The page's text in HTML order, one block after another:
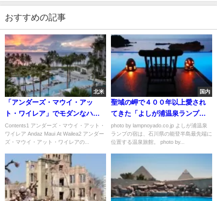
おすすめの記事
北米
「アンダーズ・マウイ・アッ
ト・ワイレア」でモダンなハワ
イアンライフを満喫しよう
Contents1 アンダーズ・マウイ・アット・
ワイレア Andaz Maui At Wailea2 アンダー
ズ・マウイ・アット・ワイレアの...
国内
聖域の岬で４００年以上愛され
てきた「よしが浦温泉ランプの
宿」
photo by lampnoyado.co.jp よしが浦温泉
ランプの宿は、石川県の能登半島最先端に
位置する温泉旅館。 photo by...